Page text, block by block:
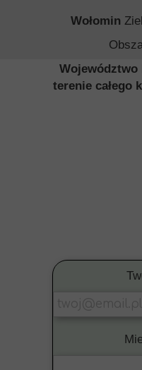
Wołomin
Województwo
terenie całego